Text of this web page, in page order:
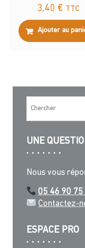
3,40 € TTC
Ajouter au
UNE
Nous vous
05 46 90 75
Contactez-
ESPACE PRO